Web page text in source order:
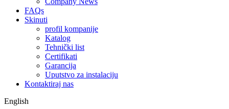
FAQs
Skinuti
profil kompanije
Katalog
Tehnički list
Certifikati
Garancija
Uputstvo za instalaciju
Kontaktiraj nas
English